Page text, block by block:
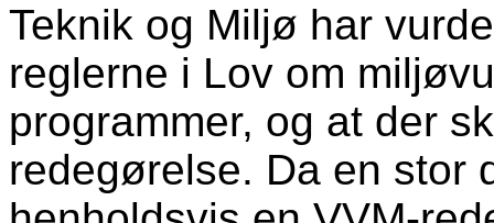
Teknik og Miljø har
reglerne i Lov om
programmer, og at der
redegørelse. Da en stor